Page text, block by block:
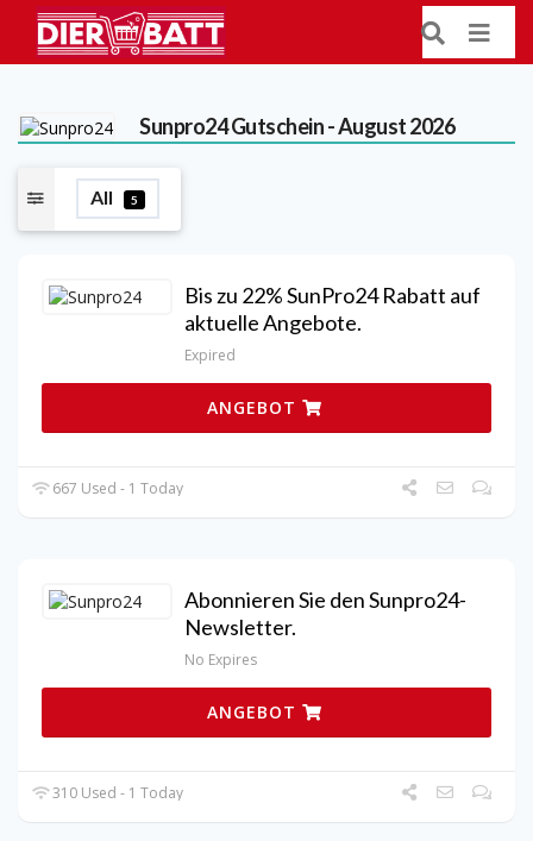
Sunpro24Gutschein - August 2026
All 5
Bis zu 22% SunPro24 Rabatt auf
aktuelle Angebote.
Expired
ANGEBOT
667 Used - 1 Today
Abonnieren Sie den Sunpro24-
Newsletter.
No Expires
ANGEBOT
310 Used - 1 Today